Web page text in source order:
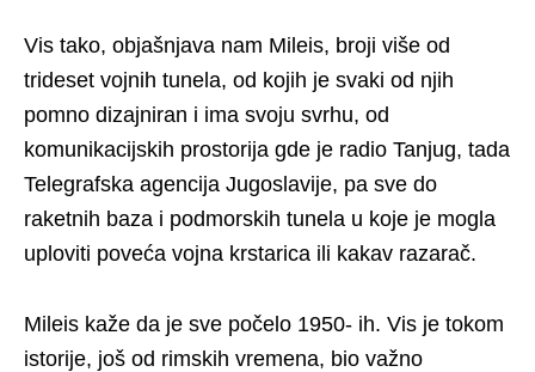
Vis tako, objašnjava nam Mileis, broji više od
trideset vojnih tunela, od kojih je svaki od njih
pomno dizajniran i ima svoju svrhu, od
komunikacijskih prostorija gde je radio Tanjug, tada
Telegrafska agencija Jugoslavije, pa sve do
raketnih baza i podmorskih tunela u koje je mogla
uploviti poveća vojna krstarica ili kakav razarač.
Mileis kaže da je sve počelo 1950- ih. Vis je tokom
istorije, još od rimskih vremena, bio važno